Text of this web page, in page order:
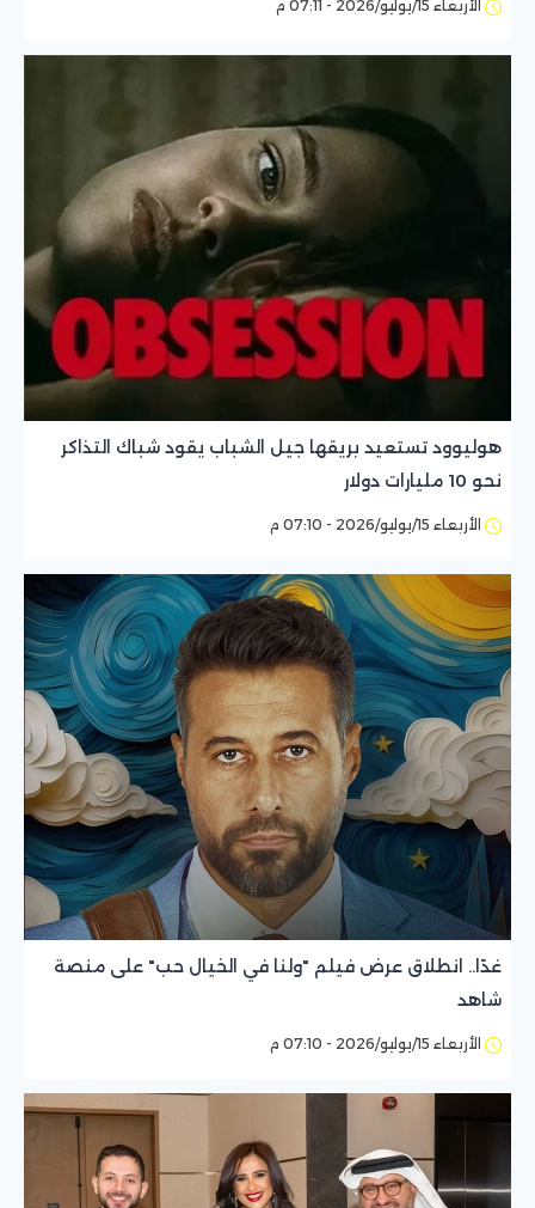
الأربعاء 15/يوليو/2026 - 07:11 م
هوليوود تستعيد بريقها جيل الشباب يقود شباك التذاكر
نحو 10 مليارات دولار
الأربعاء 15/يوليو/2026 - 07:10 م
غدًا.. انطلاق عرض فيلم "ولنا في الخيال حب" على منصة
شاهد
الأربعاء 15/يوليو/2026 - 07:10 م